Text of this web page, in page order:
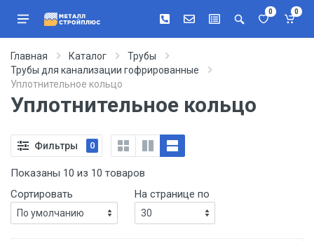
0 0
Главная Каталог
Трубы
Трубы для канализации гофрированные
Уплотнительное кольцо
Уплотнительное кольцо
Фильтры 0
Показаны 10 из 10 товаров
Сортировать
На странице по